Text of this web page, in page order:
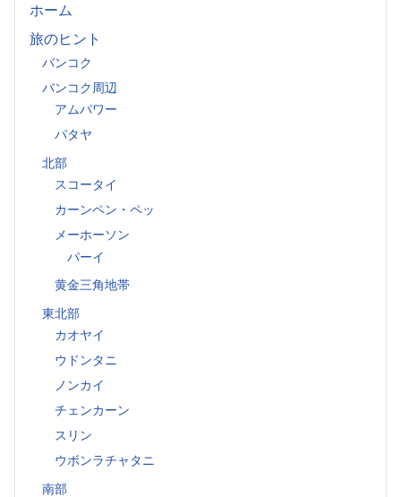
ホーム
旅のヒント
バンコク
バンコク周辺
アムパワー
パタヤ
北部
スコータイ
カーンペン・ペッ
メーホーソン
パーイ
黄金三角地帯
東北部
カオヤイ
ウドンタニ
ノンカイ
チェンカーン
スリン
ウボンラチャタニ
南部